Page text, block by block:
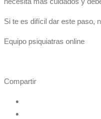
Si te es difícil dar este paso,
Equipo psiquiatras online
Compartir